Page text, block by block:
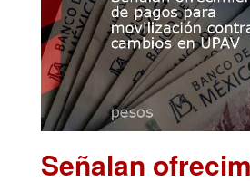
Señalan